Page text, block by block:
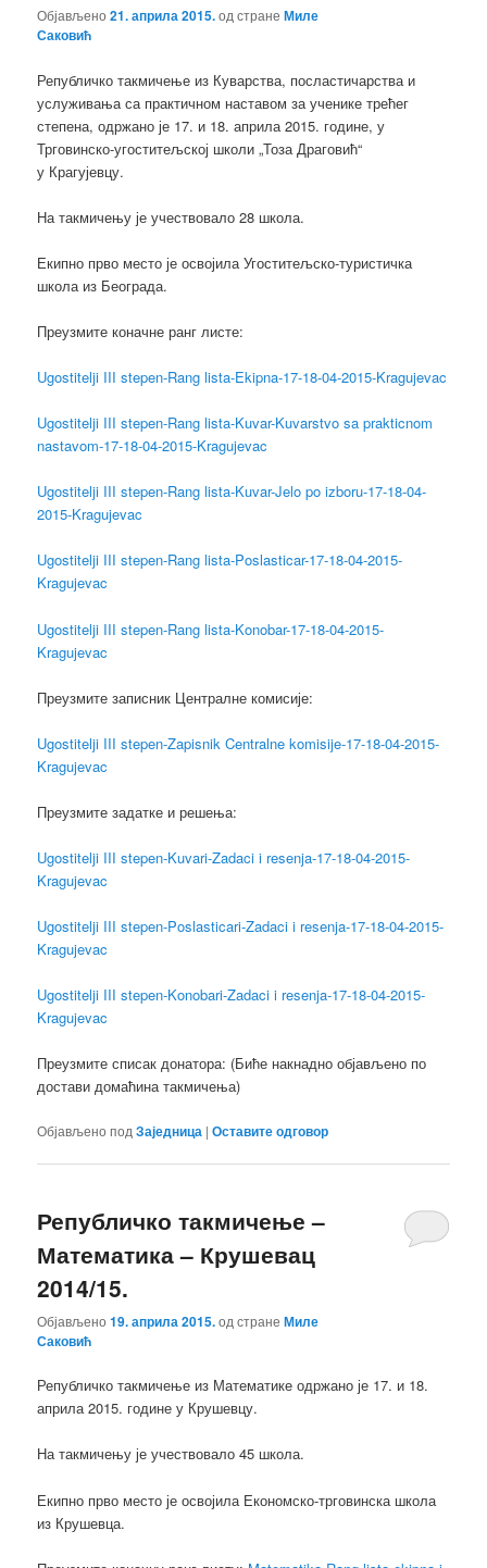
Објављено21. априла 2015.од странеМиле
Саковић
Републичко такмичење из Куварства, посластичарства и
услуживања са практичном наставом за ученике трећег
степена, одржано је 17. и 18. априла 2015. године, у
Трговинско-угоститељској школи „Тоза Драговић“
у Крагујевцу.
На такмичењу је учествовало 28 школа.
Екипно прво место је освојила Угоститељско-туристичка
школа из Београда.
Преузмите коначне ранг листе:
Ugostitelji III stepen-Rang lista-Ekipna-17-18-04-2015-Kragujevac
Ugostitelji III stepen-Rang lista-Kuvar-Kuvarstvo sa prakticnom
nastavom-17-18-04-2015-Kragujevac
Ugostitelji III stepen-Rang lista-Kuvar-Jelo po izboru-17-18-04-
2015-Kragujevac
Ugostitelji III stepen-Rang lista-Poslasticar-17-18-04-2015-
Kragujevac
Ugostitelji III stepen-Rang lista-Konobar-17-18-04-2015-
Kragujevac
Преузмите записник Централне комисије:
Ugostitelji III stepen-Zapisnik Centralne komisije-17-18-04-2015-
Kragujevac
Преузмите задатке и решења:
Ugostitelji III stepen-Kuvari-Zadaci i resenja-17-18-04-2015-
Kragujevac
Ugostitelji III stepen-Poslasticari-Zadaci i resenja-17-18-04-2015-
Kragujevac
Ugostitelji III stepen-Konobari-Zadaci i resenja-17-18-04-2015-
Kragujevac
Преузмите списак донатора: (Биће накнадно објављено по
достави домаћина такмичења)
Објављено под Заједница |Оставите одговор
Републичко такмичење –
Математика – Крушевац
2014/15.
Објављено19. априла 2015.од странеМиле
Саковић
Републичко такмичење из Математике одржано је 17. и 18.
априла 2015. године у Крушевцу.
На такмичењу је учествовало 45 школа.
Екипно прво место је освојила Економско-трговинска школа
из Крушевца.